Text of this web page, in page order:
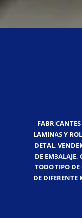
LAMINAS Y
DETAL,
DE EMBALAJE,
TODO TIPO DE
DE DIFERENTE